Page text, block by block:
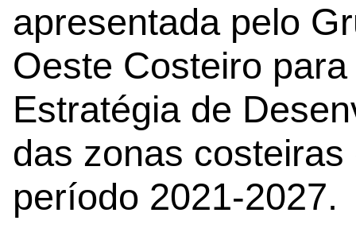
apresentada pelo
Oeste Costeiro
Estratégia de
das zonas
período 2021-2027.